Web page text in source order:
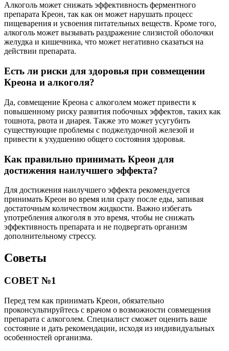
Алкоголь может снижать эффективность ферментного
препарата Креон, так как он может нарушать процесс
пищеварения и усвоения питательных веществ. Кроме того,
алкоголь может вызывать раздражение слизистой оболочки
желудка и кишечника, что может негативно сказаться на
действии препарата.
Есть ли риски для здоровья при совмещении
Креона и алкоголя?
Да, совмещение Креона с алкоголем может привести к
повышенному риску развития побочных эффектов, таких как
тошнота, рвота и диарея. Также это может усугубить
существующие проблемы с поджелудочной железой и
привести к ухудшению общего состояния здоровья.
Как правильно принимать Креон для
достижения наилучшего эффекта?
Для достижения наилучшего эффекта рекомендуется
принимать Креон во время или сразу после еды, запивая
достаточным количеством жидкости. Важно избегать
употребления алкоголя в это время, чтобы не снижать
эффективность препарата и не подвергать организм
дополнительному стрессу.
Советы
СОВЕТ №1
Перед тем как принимать Креон, обязательно
проконсультируйтесь с врачом о возможности совмещения
препарата с алкоголем. Специалист сможет оценить ваше
состояние и дать рекомендации, исходя из индивидуальных
особенностей организма.